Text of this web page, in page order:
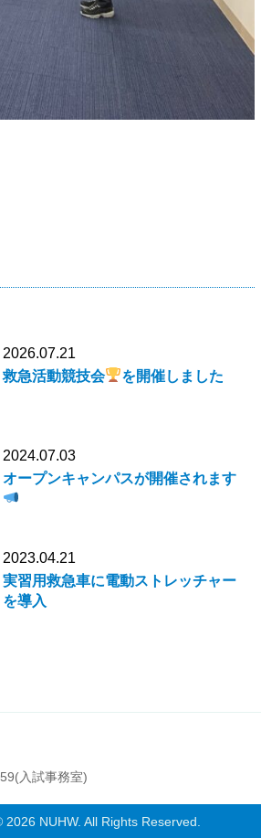
2026.07.21
救急活動競技会
を開催しました
2024.07.03
オープンキャンパスが開催されます
2023.04.21
実習用救急車に電動ストレッチャー
を導入
(入試事務室)
NUHW. All Rights Reserved.